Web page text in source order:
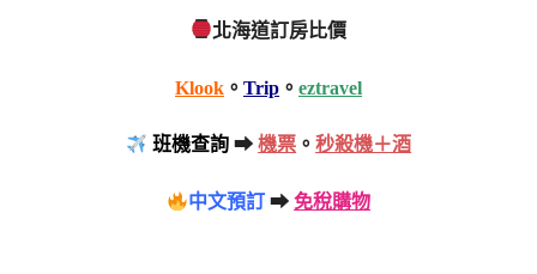
北海道訂房比價
Klook 。 Trip 。 eztravel
班機查詢 ➡機票 。秒殺機＋酒
中文預訂 ➡免稅購物